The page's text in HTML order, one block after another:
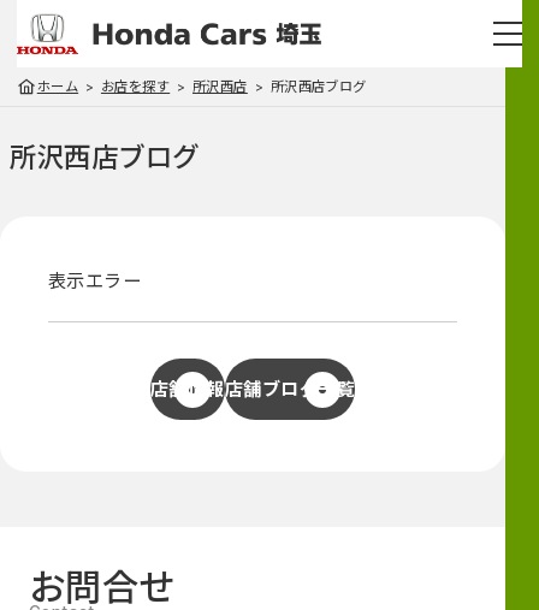
ホーム お店を探す 所沢西店 所沢西店ブログ
所沢西店ブログ
表示エラー
店舗情報店舗ブログ一覧
お問合せ